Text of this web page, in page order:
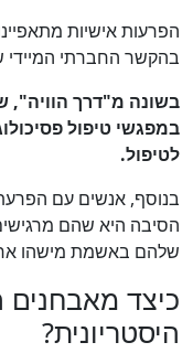
הפרעות אישיות
בהקשר החברתי המיידי
בשונה מ"דרך הוויה",
במפגשי טיפול
לטיפול.
בנוסף, אנשים עם
הסיבה היא שהם
שלהם באשמת מישהו
כיצד
היסטריונית?